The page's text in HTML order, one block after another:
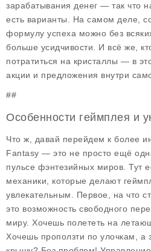
зарабатывания денег — так что
есть варианты. На самом деле,
формулу успеха можно без
больше усидчивости. И всё же,
потратиться на кристаллы — в
акции и предложения внутри
##
Особенности геймплея и
Что ж, давай перейдем к более
Fantasy — это не просто ещё
пульсе фэнтезийных миров. Тут
механики, которые делают
увлекательным. Первое, на что
это возможность свободного
миру. Хочешь полететь на
Хочешь проползти по улочкам, а